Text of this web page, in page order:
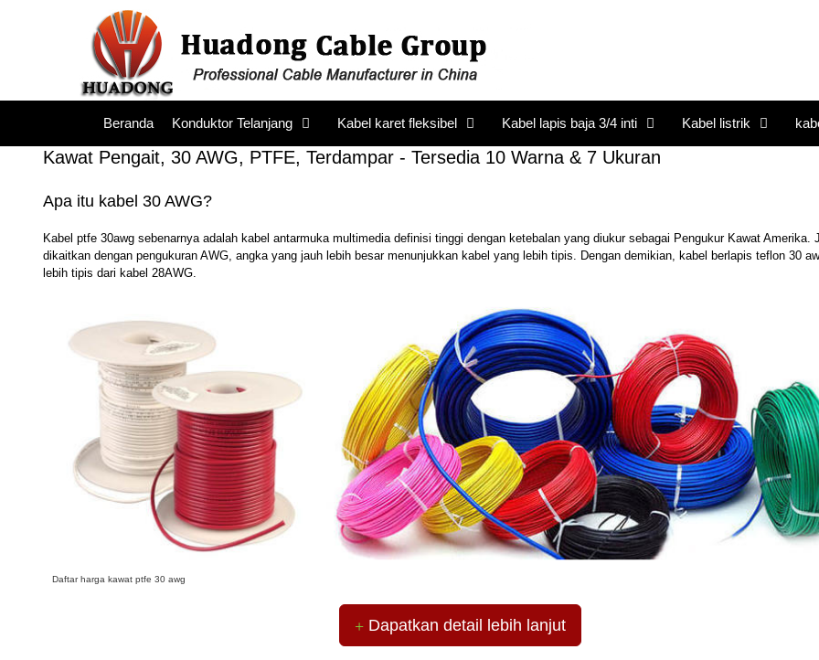
Beranda Konduktor Telanjang Kabel karet fleksibel Kabel lapis baja 3/4 inti Kabel listrik
Kawat Pengait, 30 AWG, PTFE, Terdampar - Tersedia 10 Warna & 7 Ukuran
Apa itu kabel 30 AWG?
Kabel ptfe 30awg sebenarnya adalah kabel antarmuka multimedia definisi tinggi dengan ketebalan yang diukur sebagai Pengukur Kawat Amerika.
dikaitkan dengan pengukuran AWG, angka yang jauh lebih besar menunjukkan kabel yang lebih tipis. Dengan demikian, kabel berlapis teflon 30
lebih tipis dari kabel 28AWG.
Daftar harga kawat ptfe 30 awg
Dapatkan detail lebih lanjut